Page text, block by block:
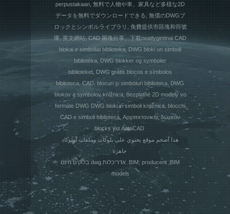
perpustakaan, 無料で人物や車、家具など多様な2D
データを無料でダウンロードできる, 無償のDWGブ
ロックとシンボルライブラリ, 免費提供市區塊和符號
庫, 英文網站, CAD 圖塊分享、下載neatlygintinai CAD
blokai ir simboliai biblioteka, DWG bloki un simboli
bibliotēka, DWG blokker og symboler
biblioteket, DWG grátis blocos e símbolos
biblioteca, CAD, blocuri şi simboluri biblioteca, DWG
blokov a symbolov knižnica, bezplatné 2D modely vo
formáte DWG DWG bloki in simboli knjižnica, blocchi
CAD e simboli biblioteca, Αρχιτεκτονικής δωρεάν
blocks για AutoCAD
هذا أضخم موقع يحتوي على بلوكات وملفات أوتوكاد
בלוקים חינם dwg אדריכלות BIM; producent ;BIM
models